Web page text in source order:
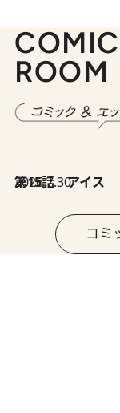
ROOM
2026.7.30
第15話 アイス
コミ